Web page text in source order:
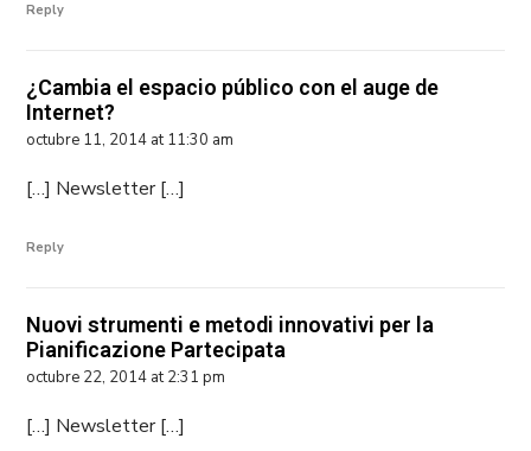
Reply
¿Cambia el espacio público con el auge de
Internet?
octubre 11, 2014 at 11:30 am
[…] Newsletter […]
Reply
Nuovi strumenti e metodi innovativi per la
Pianificazione Partecipata
octubre 22, 2014 at 2:31 pm
[…] Newsletter […]